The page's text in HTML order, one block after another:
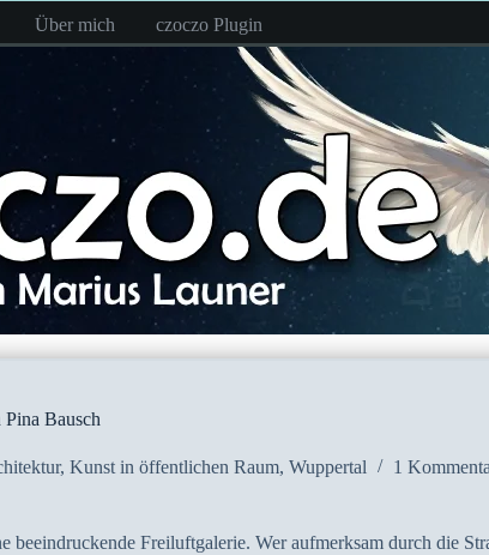
Über mich czoczo Plugin
Bausch
, Kunst in öffentlichen Raum, Wuppertal 1
beeindruckende Freiluftgalerie. Wer aufmerksam durch die